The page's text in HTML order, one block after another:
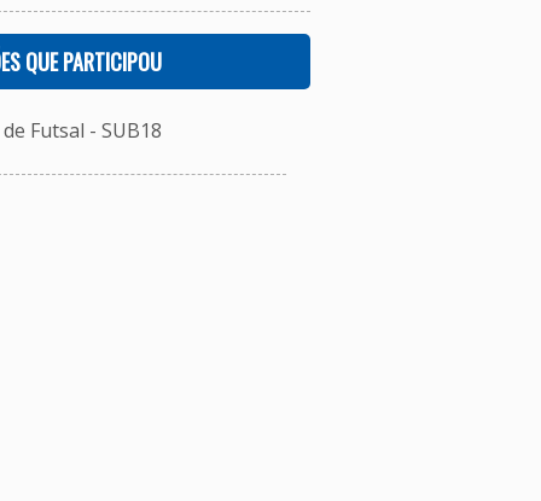
QUE PARTICIPOU
Futsal - SUB18